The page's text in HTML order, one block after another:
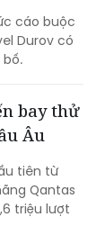
bay thử
tiên từ
Qantas
triệu lượt